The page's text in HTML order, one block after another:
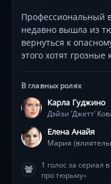
Профессиональный
недавно вышла из
вернуться к
этого хотят
В главных ролях
Карла Гуджино
Елена Анайя
Мария
1 голос за сериал
про тюрьму»